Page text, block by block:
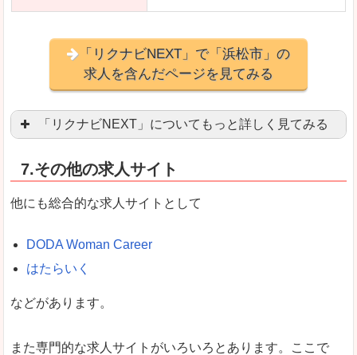
「リクナビNEXT」で「浜松市」の
求人を含んだページを見てみる
「リクナビNEXT」についてもっと詳しく見てみる
良いところ
悪いところ
7.その他の求人サイト
他にも総合的な求人サイトとして
DODA Woman Career
はたらいく
などがあります。
また専門的な求人サイトがいろいろとあります。ここで